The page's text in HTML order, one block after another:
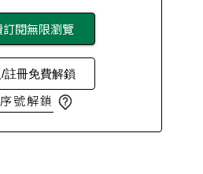
閱無限瀏覽
註冊免費解鎖
序號解鎖